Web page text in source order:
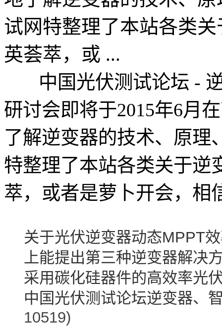
试网特整理了本站各类
英荟萃，或 ...
中国光伏测试论坛 - 逆
研讨会即将于2015年6月
了解逆变器的技术、原理
特整理了本站各类关于逆
萃，或者是萝卜开会，相
关于光伏逆变器动态MPPT
上能提出第三种逆变器解决
采用碳化硅器件的高效率光
中国光伏测试论坛逆变器、
10519)